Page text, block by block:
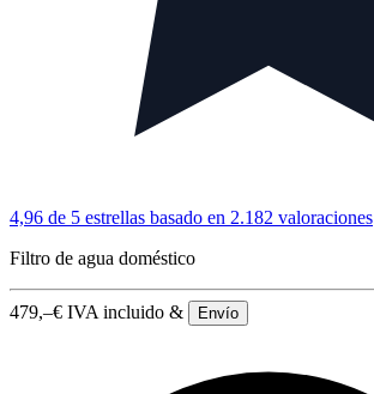
4,96 de 5 estrellas basado en 2.182 valoraciones
Filtro de agua doméstico
479,–€ IVA incluido & Envío